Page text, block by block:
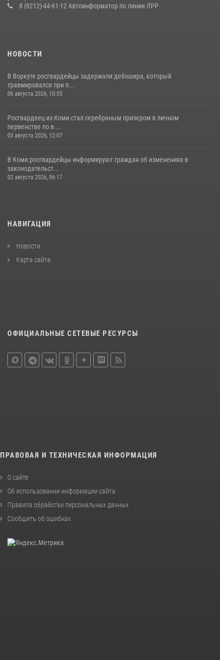
военнослужащих по призыву в Центре подготовки личного состава
8 (8212)-44-61-12 Автоинформатор по линии ЛРР
НОВОСТИ
В Воркуте росгвардейцы задержали дебошира, который
травмировался при п...
06 августа 2026, 10:55
Росгвардеец из Коми стал серебряным призером в личном
первенстве по в ...
03 августа 2026, 12:07
В Коми росгвардейцы информируют граждан об изменениях в
законодательст...
02 августа 2026, 06:17
НАВИГАЦИЯ
Новости
Карта сайта
ОФИЦИАЛЬНЫЕ СЕТЕВЫЕ РЕСУРСЫ
ПРАВОВАЯ И ТЕХНИЧЕСКАЯ ИНФОРМАЦИЯ
О сайте
Об использовании информации сайта
Правила обработки персональных данных
Сообщить об ошибках